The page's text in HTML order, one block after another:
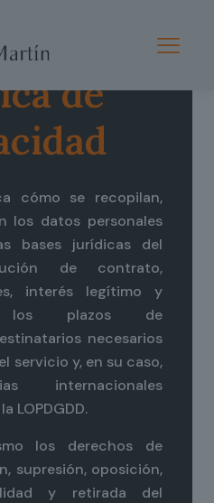
de
cómo se recopilan,
los datos personales
bases jurídicas del
de contrato,
interés legítimo y
los plazos de
necesarios
servicio y, en su caso,
internacionales
LOPDGDD.
los derechos de
supresión, oposición,
y retirada del